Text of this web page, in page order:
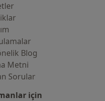
Blog
Metni
Sorular
için